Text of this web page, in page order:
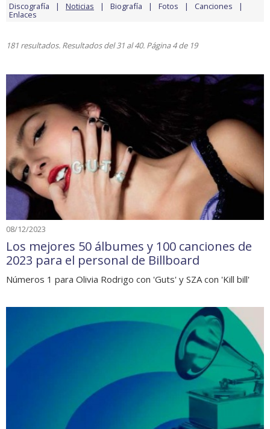
Discografía Noticias Biografía Fotos Canciones
Enlaces
181 resultados. Resultados del 31 al 40. Página 4 de 19
08/12/2023
Los mejores 50 álbumes y 100 canciones de
2023 para el personal de Billboard
Números 1 para Olivia Rodrigo con 'Guts' y SZA con 'Kill bill'